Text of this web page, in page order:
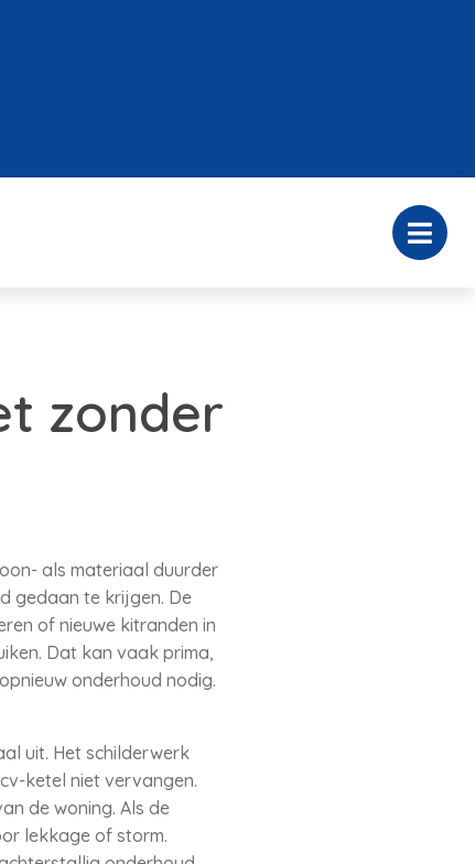
zonder
als materiaal duurder
gedaan te krijgen. De
of nieuwe kitranden in
Dat kan vaak prima,
onderhoud nodig.
uit. Het schilderwerk
ketel niet vervangen.
de woning. Als de
lekkage of storm.